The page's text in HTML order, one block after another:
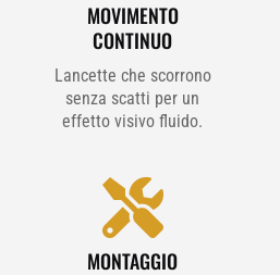
MOVIMENTO
CONTINUO
Lancette che scorrono
senza scatti per un
effetto visivo fluido.

MONTAGGIO